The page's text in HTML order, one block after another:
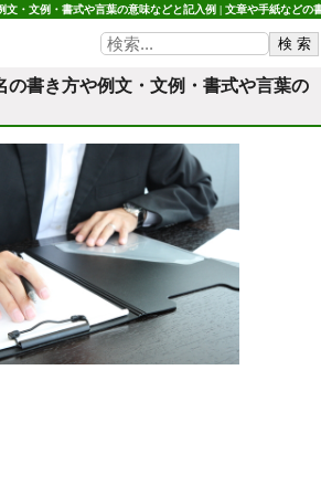
文・文例・書式や言葉の意味などと記入例 | 文章や手紙などの
の書き方や例文・文例・書式や言葉の